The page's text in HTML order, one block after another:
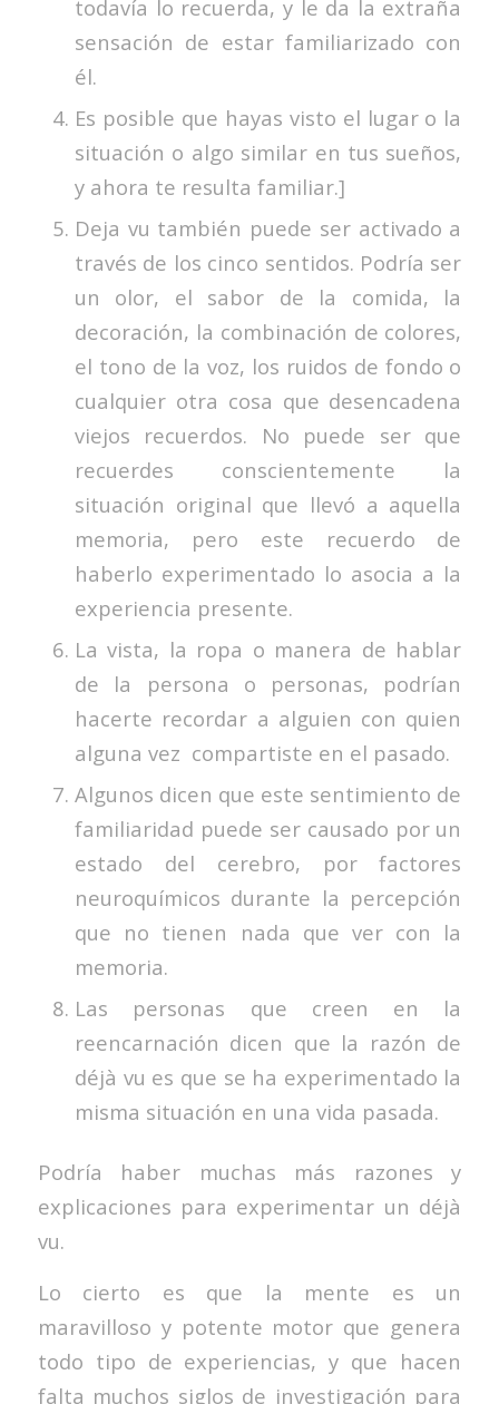
todavía lo recuerda, y le da la extraña
sensación de estar familiarizado con
él.
Es posible que hayas visto el lugar o la
situación o algo similar en tus sueños,
y ahora te resulta familiar.]
Deja vu también puede ser activado a
través de los cinco sentidos. Podría ser
un olor, el sabor de la comida, la
decoración, la combinación de colores,
el tono de la voz, los ruidos de fondo o
cualquier otra cosa que desencadena
viejos recuerdos. No puede ser que
recuerdes conscientemente la
situación original que llevó a aquella
memoria, pero este recuerdo de
haberlo experimentado lo asocia a la
experiencia presente.
La vista, la ropa o manera de hablar
de la persona o personas, podrían
hacerte recordar a alguien con quien
alguna vez compartiste en el pasado.
Algunos dicen que este sentimiento de
familiaridad puede ser causado por un
estado del cerebro, por factores
neuroquímicos durante la percepción
que no tienen nada que ver con la
memoria.
Las personas que creen en la
reencarnación dicen que la razón de
déjà vu es que se ha experimentado la
misma situación en una vida pasada.
Podría haber muchas más razones y
explicaciones para experimentar un déjà
vu.
Lo cierto es que la mente es un
maravilloso y potente motor que genera
todo tipo de experiencias, y que hacen
falta muchos siglos de investigación para